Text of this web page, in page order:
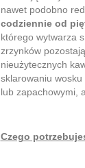
nawet podobno
codziennie od
którego wytwarza
zrzynków
nieużytecznych
sklarowaniu
lub zapachowymi,
Czego